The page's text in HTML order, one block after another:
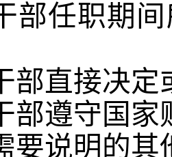
部任职期
部直接决
部遵守国
要说明的